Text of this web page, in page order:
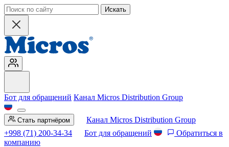
Искать
Бот для обращений Канал Micros Distribution Group
Стать партнёром
Канал Micros Distribution Group
+998 (71) 200-34-34
Бот для обращений
Обратиться в
компанию